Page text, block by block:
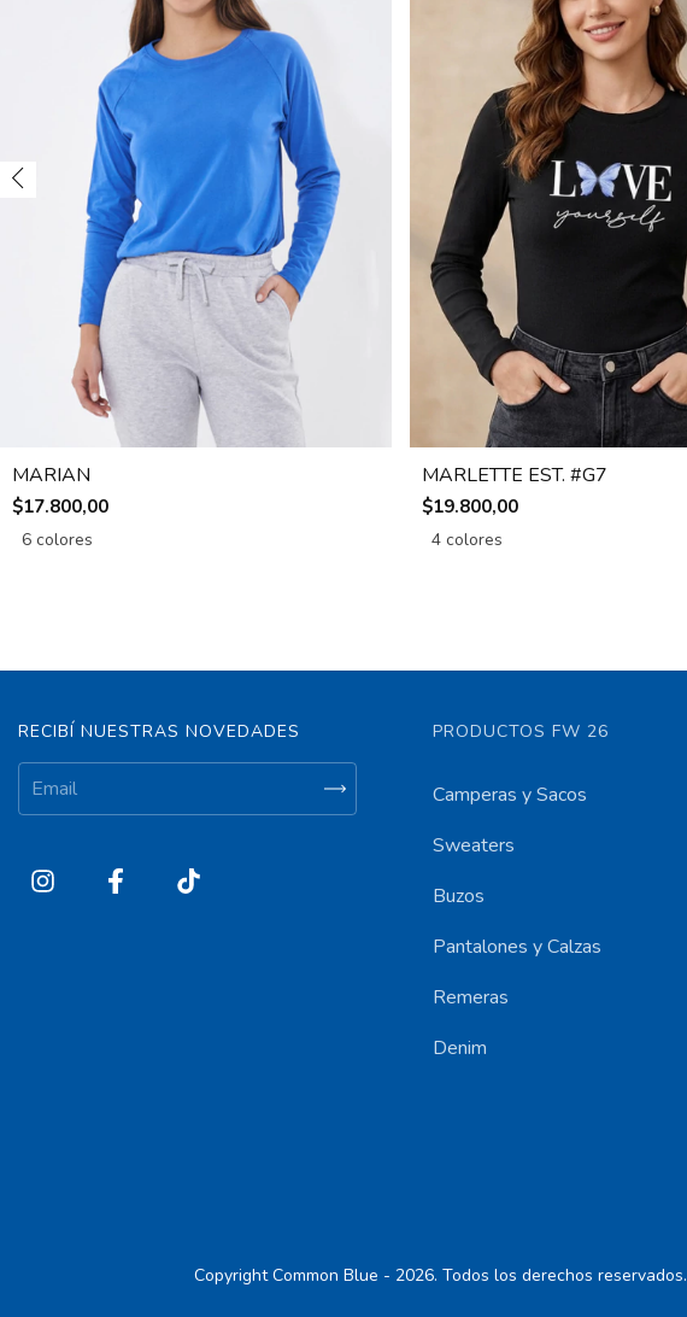
MARIAN
$17.800,00
6 colores
MARLETTE EST. #G7
$19.800,00
4 colores
RECIBÍ NUESTRAS NOVEDADES PRODUCTOS FW 26
Camperas y Sacos
Sweaters
Buzos
Pantalones y Calzas
Remeras
Denim
Copyright Common Blue - 2026. Todos los derechos reservados.